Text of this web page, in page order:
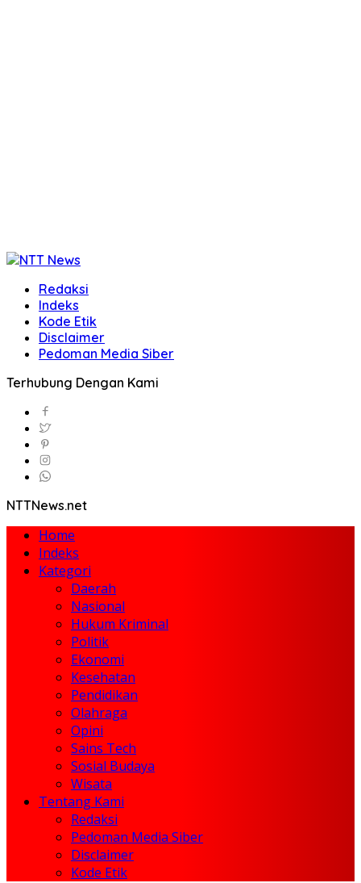
Redaksi
Indeks
Kode Etik
Disclaimer
Pedoman Media Siber
Terhubung Dengan Kami
NTTNews.net
Home
Indeks
Kategori
Daerah
Nasional
Hukum Kriminal
Politik
Ekonomi
Kesehatan
Pendidikan
Olahraga
Opini
Sains Tech
Sosial Budaya
Wisata
Tentang Kami
Redaksi
Pedoman Media Siber
Disclaimer
Kode Etik